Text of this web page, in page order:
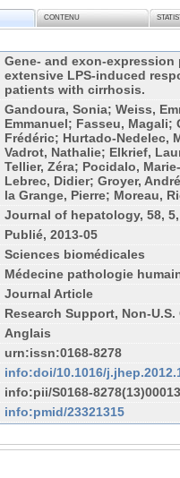
CONTENU
Gene- and exon-
extensive LPS-induced
patients with cirrhosis.
Gandoura, Sonia; Weiss,
Emmanuel; Fasseu,
Frédéric; Hurtado-Nedelec,
Vadrot, Nathalie; Elkrief,
Tellier, Zéra; Pocidalo,
Lebrec, Didier; Groyer,
la Grange, Pierre; Moreau,
Journal of hepatology, 58,
Publié, 2013-05
Sciences biomédicales
Médecine pathologie
Journal Article
Research Support, Non-U.S.
Anglais
urn:issn:0168-8278
info:doi/10.1016/
info:pii/S0168-
info:pmid/23321315